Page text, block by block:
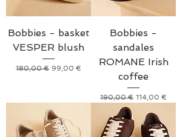
Bobbies - basket
VESPER blush
Prix original
180,00 € Prix promotionnel
99,00 €
Bobbies -
sandales
ROMANE Irish
coffee
Prix original
190,00 € Prix promotionnel
114,00 €